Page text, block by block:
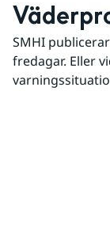
SMHI
fredagar. Eller